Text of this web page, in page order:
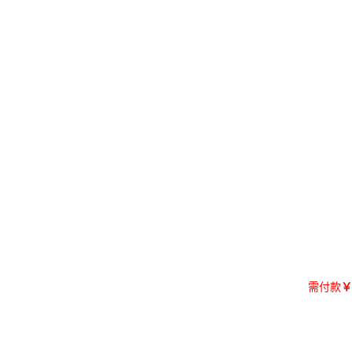
需付款￥